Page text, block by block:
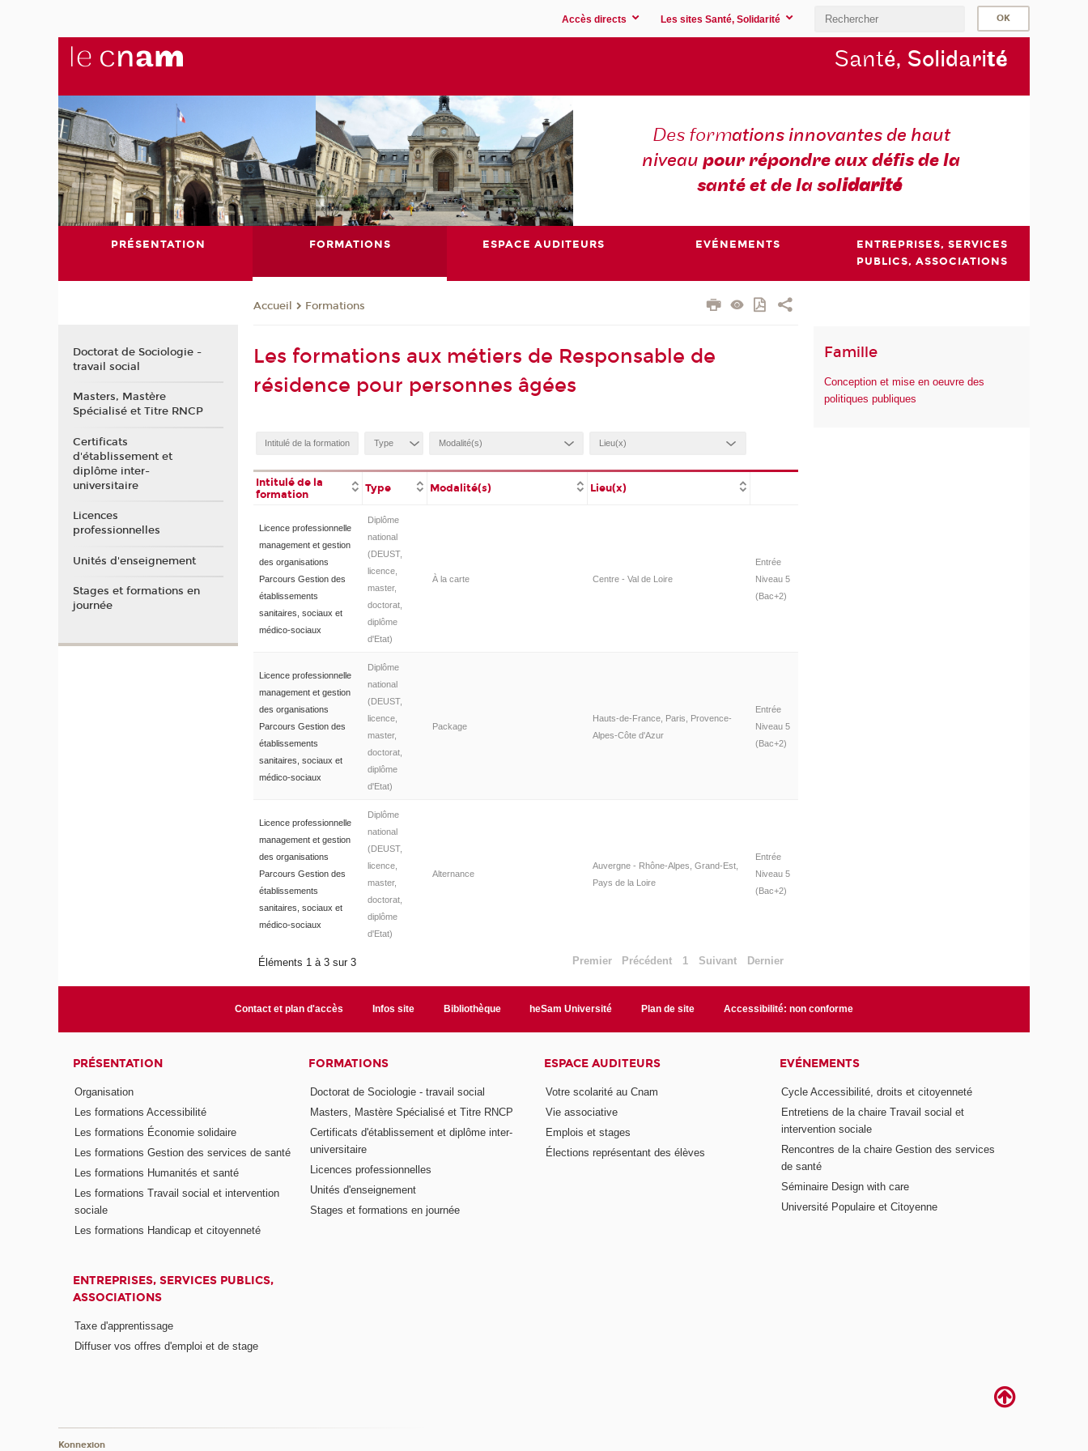
Accès directs Les sites Santé, Solidarité
Santé, Solidarité
Des formations innovantes de haut
niveaupour répondre aux défis de la
santé et de la solidarité
PRÉSENTATION FORMATIONS ESPACE AUDITEURS EVÉNEMENTS
ENTREPRISES, SERVICES
PUBLICS, ASSOCIATIONS
Accueil Formations
Les formations aux métiers de Responsable de
résidence pour personnes âgées
Intitulé de la
formation
Type Modalité(s) Lieu(x)
Licence professionnelle
management et gestion
des organisations
Parcours Gestion des
établissements
sanitaires, sociaux et
médico-sociaux
Diplôme
national
(DEUST,
licence,
master,
doctorat,
diplôme
d'Etat)
À la carte Centre - Val de Loire
Entrée
Niveau 5
(Bac+2)
Licence professionnelle
management et gestion
des organisations
Parcours Gestion des
établissements
sanitaires, sociaux et
médico-sociaux
Diplôme
national
(DEUST,
licence,
master,
doctorat,
diplôme
d'Etat)
Package
Hauts-de-France, Paris, Provence-
Alpes-Côte d'Azur
Entrée
Niveau 5
(Bac+2)
Licence professionnelle
management et gestion
des organisations
Parcours Gestion des
établissements
sanitaires, sociaux et
médico-sociaux
Diplôme
national
(DEUST,
licence,
master,
doctorat,
diplôme
d'Etat)
Alternance
Auvergne - Rhône-Alpes, Grand-Est,
Pays de la Loire
Entrée
Niveau 5
(Bac+2)
Éléments 1 à 3 sur 3 Premier Précédent 1 Suivant Dernier
Famille
Conception et mise en oeuvre des
politiques publiques
Doctorat de Sociologie -
travail social
Masters, Mastère
Spécialisé et Titre RNCP
Certificats
d'établissement et
diplôme inter-
universitaire
Licences
professionnelles
Unités d'enseignement
Stages et formations en
journée
Contact et plan d'accès Infos site Bibliothèque heSam Université Plan de site Accessibilité: non conforme
PRÉSENTATION
Organisation
Les formations Accessibilité
Les formations Économie solidaire
Les formations Gestion des services de santé
Les formations Humanités et santé
Les formations Travail social et intervention
sociale
Les formations Handicap et citoyenneté
FORMATIONS
Doctorat de Sociologie - travail social
Masters, Mastère Spécialisé et Titre RNCP
Certificats d'établissement et diplôme inter-
universitaire
Licences professionnelles
Unités d'enseignement
Stages et formations en journée
ESPACE AUDITEURS
Votre scolarité au Cnam
Vie associative
Emplois et stages
Élections représentant des élèves
EVÉNEMENTS
Cycle Accessibilité, droits et citoyenneté
Entretiens de la chaire Travail social et
intervention sociale
Rencontres de la chaire Gestion des services
de santé
Séminaire Design with care
Université Populaire et Citoyenne
ENTREPRISES, SERVICES PUBLICS,
ASSOCIATIONS
Taxe d'apprentissage
Diffuser vos offres d'emploi et de stage
Konnexion